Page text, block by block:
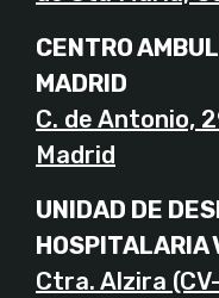
CENTRO
MADRID
C. de Antonio,
Madrid
UNIDAD DE
HOSPITALARIA
Ctra. Alzira